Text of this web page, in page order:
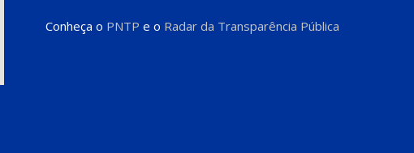
Conheça o PNTP e o Radar da Transparência Pública